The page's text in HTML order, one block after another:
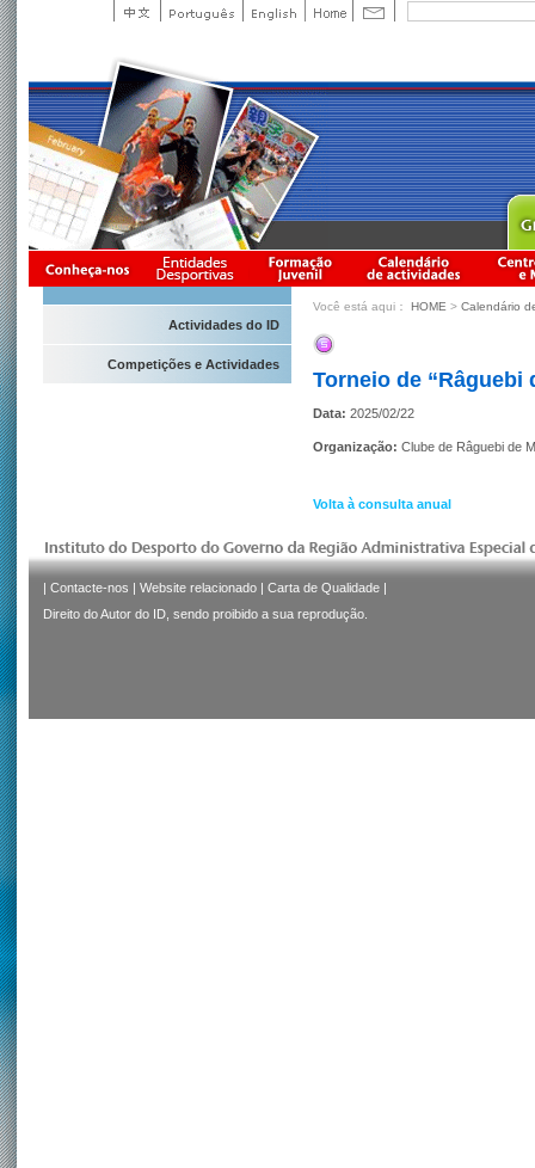
Actividades do ID
Competições e Actividades
Você está aqui： HOME > Calendário
Torneio de “Râguebi
Data: 2025/02/22
Organização: Clube de Râguebi de
Volta à consulta anual
| Contacte-nos | Website relacionado | Carta de Qualidade |
Direito do Autor do ID, sendo proibido a sua reprodução.